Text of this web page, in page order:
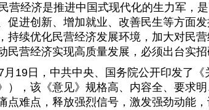
营经济是推进中国式现代化的生力军，
促进创新、增加就业、改善民生等方面
持续优化民营经济发展环境，加大对民
民营经济实现高质量发展，必须出台实招
月 19 日，中共中央、国务院公开印发了
），该《意见》规格高、内容全、要求
点难点，释放强烈信号，激发强劲动能